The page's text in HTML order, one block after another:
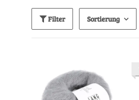
Filter Sortierung